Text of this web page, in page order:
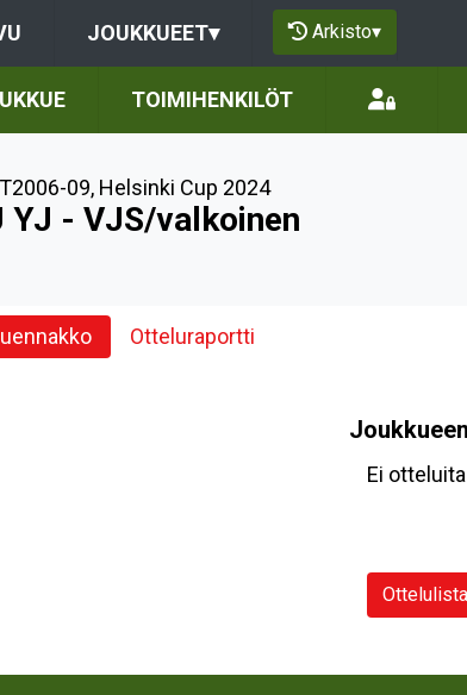
JOUKKUEET▾ Arkisto▾
TOIMIHENKILÖT
09, Helsinki Cup 2024
YJ - VJS/valkoinen
Otteluraportti
Ei otteluita
Ottelulista